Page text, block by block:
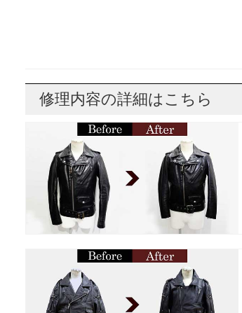
修理内容の詳細はこちら